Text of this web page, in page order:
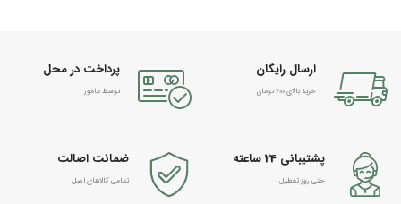
ارسال رایگان
خرید بالای 600 تومان
پرداخت در محل
توسط مامور
پشتیبانی 24 ساعته
حتی روز تعطیل
ضمانت اصالت
تمامی کالاهای اصل